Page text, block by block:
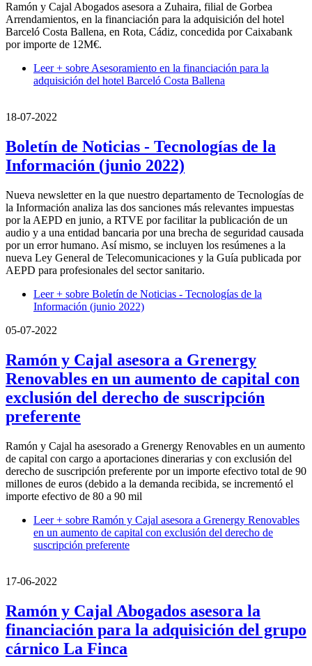
Ramón y Cajal Abogados asesora a Zuhaira, filial de Gorbea
Arrendamientos, en la financiación para la adquisición del hotel
Barceló Costa Ballena, en Rota, Cádiz, concedida por Caixabank
por importe de 12M€.
Leer + sobre Asesoramiento en la financiación para la
adquisición del hotel Barceló Costa Ballena
18-07-2022
Boletín de Noticias - Tecnologías de la
Información (junio 2022)
Nueva newsletter en la que nuestro departamento de Tecnologías de
la Información analiza las dos sanciones más relevantes impuestas
por la AEPD en junio, a RTVE por facilitar la publicación de un
audio y a una entidad bancaria por una brecha de seguridad causada
por un error humano. Así mismo, se incluyen los resúmenes a la
nueva Ley General de Telecomunicaciones y la Guía publicada por
AEPD para profesionales del sector sanitario.
Leer + sobre Boletín de Noticias - Tecnologías de la
Información (junio 2022)
05-07-2022
Ramón y Cajal asesora a Grenergy
Renovables en un aumento de capital con
exclusión del derecho de suscripción
preferente
Ramón y Cajal ha asesorado a Grenergy Renovables en un aumento
de capital con cargo a aportaciones dinerarias y con exclusión del
derecho de suscripción preferente por un importe efectivo total de 90
millones de euros (debido a la demanda recibida, se incrementó el
importe efectivo de 80 a 90 mil
Leer + sobre Ramón y Cajal asesora a Grenergy Renovables
en un aumento de capital con exclusión del derecho de
suscripción preferente
17-06-2022
Ramón y Cajal Abogados asesora la
financiación para la adquisición del grupo
cárnico La Finca